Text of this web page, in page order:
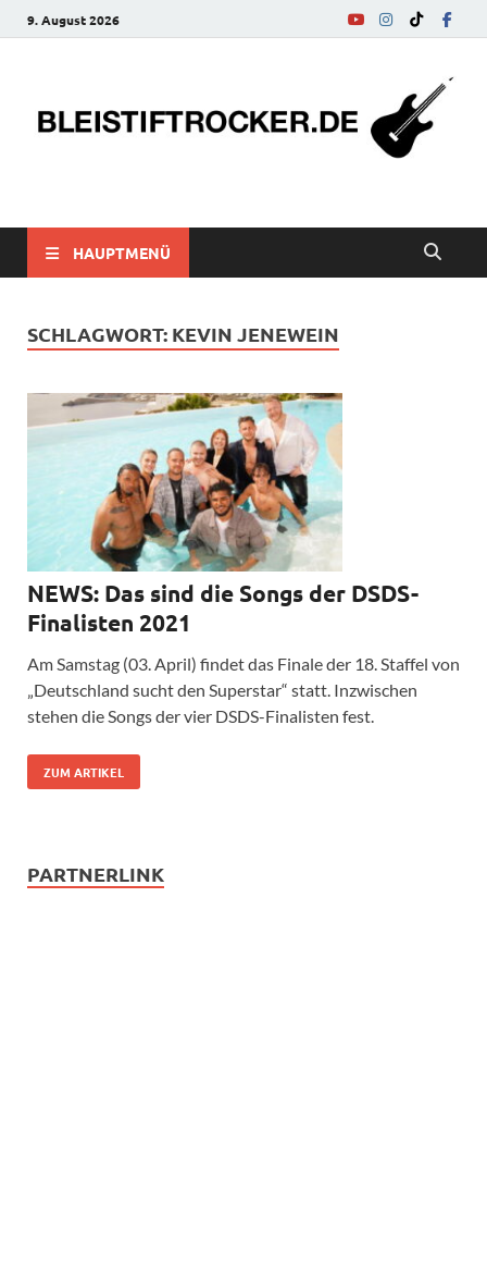
9. August 2026
bleistiftrocker.de
HAUPTMENÜ
SCHLAGWORT: KEVIN JENEWEIN
NEWS: Das sind die Songs der DSDS-
Finalisten 2021
Am Samstag (03. April) findet das Finale der 18. Staffel von
„Deutschland sucht den Superstar“ statt. Inzwischen
stehen die Songs der vier DSDS-Finalisten fest.
ZUM ARTIKEL
PARTNERLINK